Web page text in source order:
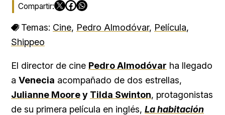
Temas: Cine, Pedro Almodóvar, Película,
Shippeo
El director de cine Pedro Almodóvar ha llegado
a Venecia acompañado de dos estrellas,
Julianne Moorey Tilda Swinton, protagonistas
de su primera película en inglés, La habitación